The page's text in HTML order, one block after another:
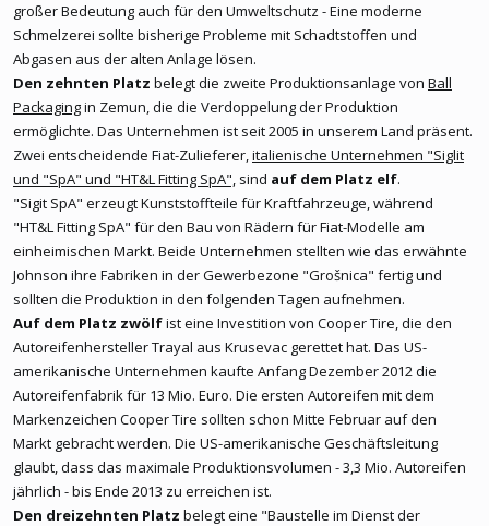
großer Bedeutung auch für den Umweltschutz - Eine moderne
Schmelzerei sollte bisherige Probleme mit Schadtstoffen und
Abgasen aus der alten Anlage lösen.
Den zehnten Platz belegt die zweite Produktionsanlage von Ball
Packagingin Zemun, die die Verdoppelung der Produktion
ermöglichte. Das Unternehmen ist seit 2005 in unserem Land präsent.
Zwei entscheidende Fiat-Zulieferer,italienische Unternehmen "Siglit
und "SpA" und "HT&L Fitting SpA", sind auf dem Platz elf.
"Sigit SpA" erzeugt Kunststoffteile für Kraftfahrzeuge, während
"HT&L Fitting SpA" für den Bau von Rädern für Fiat-Modelle am
einheimischen Markt. Beide Unternehmen stellten wie das erwähnte
Johnson ihre Fabriken in der Gewerbezone "Grošnica" fertig und
sollten die Produktion in den folgenden Tagen aufnehmen.
Auf dem Platz zwölfist eine Investition von Cooper Tire, die den
Autoreifenhersteller Trayal aus Krusevac gerettet hat. Das US-
amerikanische Unternehmen kaufte Anfang Dezember 2012 die
Autoreifenfabrik für 13 Mio. Euro. Die ersten Autoreifen mit dem
Markenzeichen Cooper Tire sollten schon Mitte Februar auf den
Markt gebracht werden. Die US-amerikanische Geschäftsleitung
glaubt, dass das maximale Produktionsvolumen - 3,3 Mio. Autoreifen
jährlich - bis Ende 2013 zu erreichen ist.
Den dreizehnten Platz belegt eine "Baustelle im Dienst der